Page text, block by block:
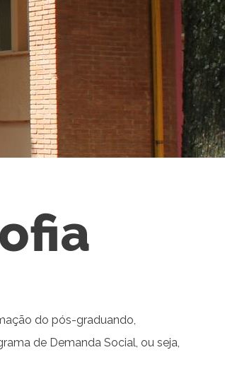
do pós-graduando,
de Demanda Social, ou seja,